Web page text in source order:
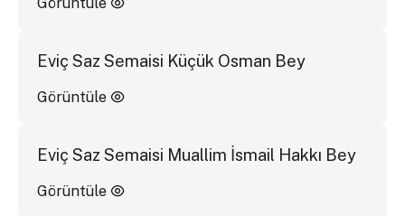
Eviç Saz Semaisi Küçük Osman Bey
Görüntüle
Eviç Saz Semaisi Muallim İsmail Hakkı Bey
Görüntüle